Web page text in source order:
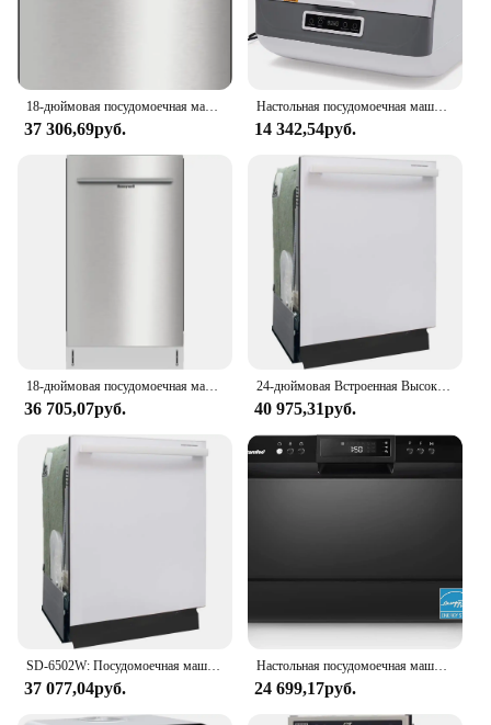
37 306,69руб.
Настольная посудомоечная машина, 1200 Вт, 110 В, мини-настольная посудомоечная машина с 3 программами стирки, посудомоечная машина Leak-Pr
14 342,54руб.
36 705,07руб.
24-дюймовая Встроенная Высокая Ванна из нержавеющей стали Energy Star, посудомоечная машина с Умной системой мытья и подогревом, белая
40 975,31руб.
37 077,04руб.
Настольная посудомоечная машина, портативная посудомоечная машина Energy Star, 6 настроек и 8 программ стирки, скорость, уход за ребенком, ECO & Gl
24 699,17руб.